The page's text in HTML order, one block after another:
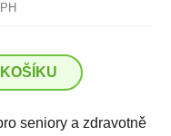
seniory a zdravotně